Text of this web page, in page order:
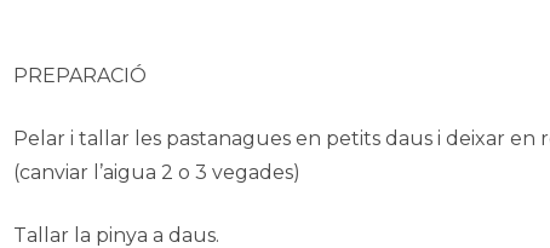
PREPARACIÓ
Pelar i tallar les pastanagues en petits daus i deixar
(canviar l’aigua 2 o 3 vegades)
Tallar la pinya a daus.